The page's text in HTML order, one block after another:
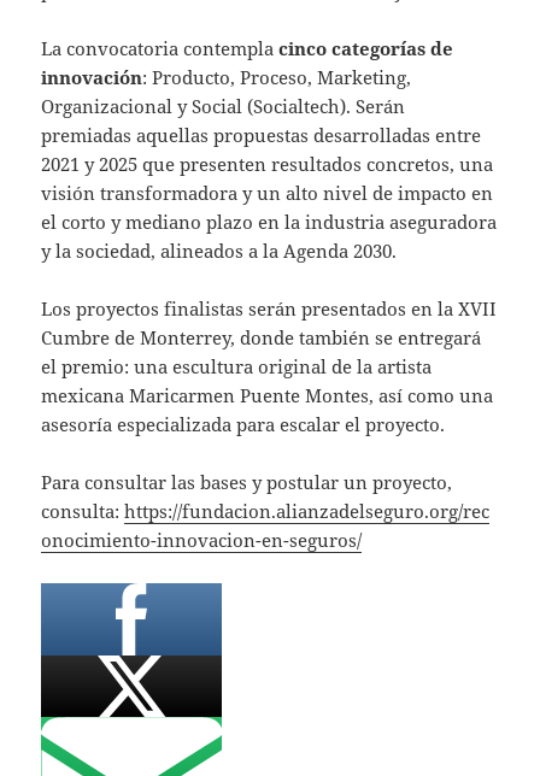
La convocatoria contemplacinco categorías de
innovación: Producto, Proceso, Marketing,
Organizacional y Social (Socialtech). Serán
premiadas aquellas propuestas desarrolladas entre
2021 y 2025 que presenten resultados concretos, una
visión transformadora y un alto nivel de impacto en
el corto y mediano plazo en la industria aseguradora
y la sociedad, alineados a la Agenda 2030.
Los proyectos finalistas serán presentados en la XVII
Cumbre de Monterrey, donde también se entregará
el premio: una escultura original de la artista
mexicana Maricarmen Puente Montes, así como una
asesoría especializada para escalar el proyecto.
Para consultar las bases y postular un proyecto,
consulta:https://fundacion.alianzadelseguro.org/rec
onocimiento-innovacion-en-seguros/